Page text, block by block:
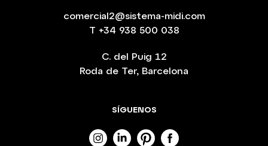
comercial2@sistema-midi.com
T +34 938 500 038
SÍGUENOS
C. del Puig 12
Roda de Ter, Barcelona